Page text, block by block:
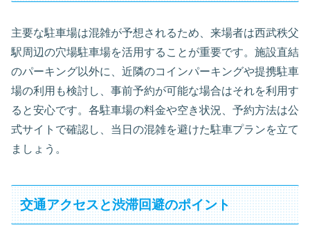
主要な駐車場は混雑が予想されるため、来場者は西武秩父
駅周辺の穴場駐車場を活用することが重要です。施設直結
のパーキング以外に、近隣のコインパーキングや提携駐車
場の利用も検討し、事前予約が可能な場合はそれを利用す
ると安心です。各駐車場の料金や空き状況、予約方法は公
式サイトで確認し、当日の混雑を避けた駐車プランを立て
ましょう。
交通アクセスと渋滞回避のポイント